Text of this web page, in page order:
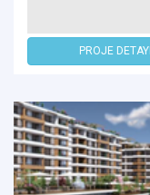
PROJE DETAYI